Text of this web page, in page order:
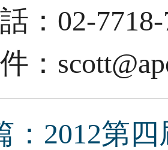
：02-
：
：2012第